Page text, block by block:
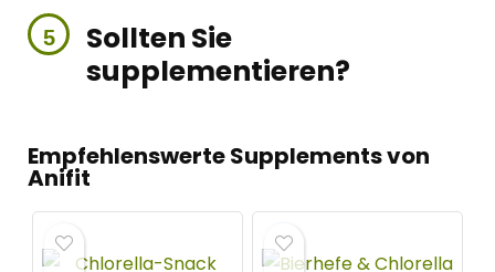
Sollten Sie
supplementieren?
Empfehlenswerte Supplements von
Anifit